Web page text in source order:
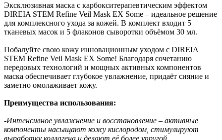
Эксклюзивная маска с карбокситерапевтическим эффектом
DIREIA STEM Refine Veil Mask EX Some – идеальное решение
для комплексного ухода за кожей. В комплект входит 5
тканевых масок и 5 флаконов сыворотки объёмом 30 мл.
Побалуйте свою кожу инновационным уходом с DIREIA
STEM Refine Veil Mask EX Some! Благодаря сочетанию
передовых технологий и мощных активных компонентов
маска обеспечивает глубокое увлажнение, придаёт сияние и
заметно омолаживает кожу.
Преимущества использования:
-Интенсивное увлажнение и восстановление – активные
компоненты насыщают кожу кислородом, стимулируют
выработку коллагена и делают её более упругой.